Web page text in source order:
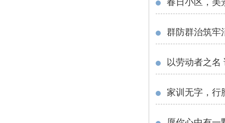
春日小区，美
以劳动者之名
家训无字，行